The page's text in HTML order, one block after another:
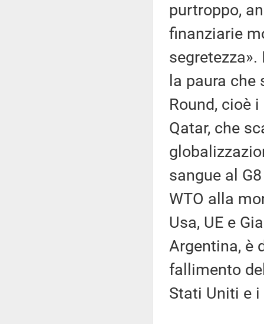
purtroppo,
finanziarie
la paura
Round, cioè
Qatar, che
sangue al
WTO alla
Usa, UE e
Argentina, è
fallimento
Stati Uniti e i